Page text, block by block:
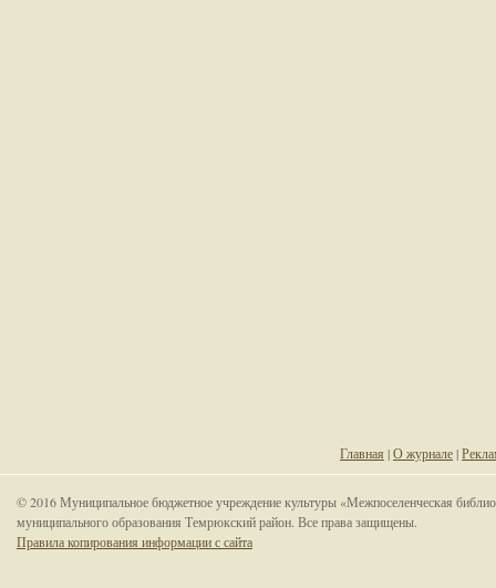
Главная |О журнале|
© 2016 Муниципальное бюджетное учреждение культуры «Межпоселенческая
муниципального образования Темрюкский район. Все права защищены.
Правила копирования информации с сайта